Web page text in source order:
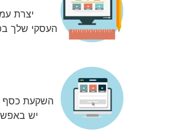
יצרת
העסקי שלך
השקעת כסף
יש